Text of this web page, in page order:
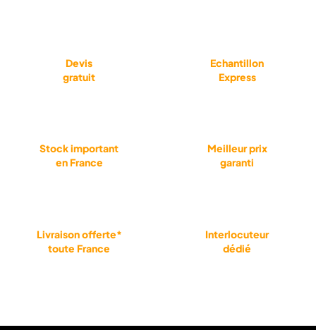
Devis
gratuit
Echantillon
Express
Stock important
en France
Meilleur prix
garanti
Livraison offerte*
toute France
Interlocuteur
dédié